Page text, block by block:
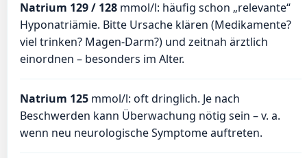
Natrium 129 / 128mmol/l: häufig schon „relevante“
Hyponatriämie. Bitte Ursache klären (Medikamente?
viel trinken? Magen-Darm?) und zeitnah ärztlich
einordnen – besonders im Alter.
Natrium 125mmol/l: oft dringlich. Je nach
Beschwerden kann Überwachung nötig sein – v. a.
wenn neu neurologische Symptome auftreten.